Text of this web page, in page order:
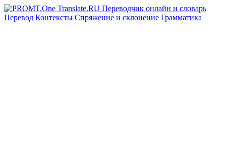
Перевод Контексты Спряжение и склонение Грамматика